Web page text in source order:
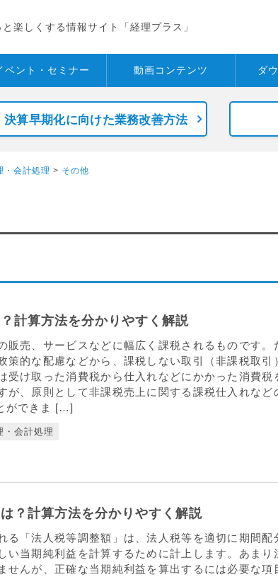
楽しくする情報サイト「経理プラス」
ベント・ セミナー 動画コンテンツ ダ
決算早期化に向けた業務改善方法
・会計処理 > その他
計算方法を分かりやすく解説
販売、サービスなどに幅広く課税されるものです。
策的な配慮などから、課税しない取引（非課税取引
受け取った消費税から仕入れなどにかかった消費税
が、原則として非課税売上に関する課税仕入れなど
ができま […]
・会計処理
？計算方法を分かりやすく解説
る「法人税等調整額」は、法人税等を適切に期間配
い当期純利益を計算するために計上します。あまり
せんが、正確な当期純利益を算出するには必要な項